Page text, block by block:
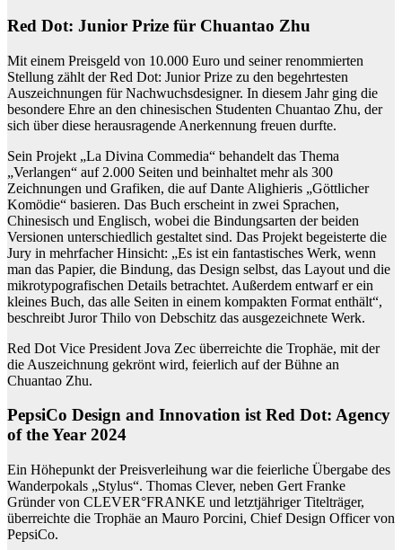
Red Dot: Junior Prize für Chuantao Zhu
Mit einem Preisgeld von 10.000 Euro und seiner renommierten
Stellung zählt der Red Dot: Junior Prize zu den begehrtesten
Auszeichnungen für Nachwuchsdesigner. In diesem Jahr ging die
besondere Ehre an den chinesischen Studenten Chuantao Zhu, der
sich über diese herausragende Anerkennung freuen durfte.
Sein Projekt „La Divina Commedia“ behandelt das Thema
„Verlangen“ auf 2.000 Seiten und beinhaltet mehr als 300
Zeichnungen und Grafiken, die auf Dante Alighieris „Göttlicher
Komödie“ basieren. Das Buch erscheint in zwei Sprachen,
Chinesisch und Englisch, wobei die Bindungsarten der beiden
Versionen unterschiedlich gestaltet sind. Das Projekt begeisterte die
Jury in mehrfacher Hinsicht: „Es ist ein fantastisches Werk, wenn
man das Papier, die Bindung, das Design selbst, das Layout und die
mikrotypografischen Details betrachtet. Außerdem entwarf er ein
kleines Buch, das alle Seiten in einem kompakten Format enthält“,
beschreibt Juror Thilo von Debschitz das ausgezeichnete Werk.
Red Dot Vice President Jova Zec überreichte die Trophäe, mit der
die Auszeichnung gekrönt wird, feierlich auf der Bühne an
Chuantao Zhu.
PepsiCo Design and Innovation ist Red Dot: Agency
of the Year 2024
Ein Höhepunkt der Preisverleihung war die feierliche Übergabe des
Wanderpokals „Stylus“. Thomas Clever, neben Gert Franke
Gründer von CLEVER°FRANKE und letztjähriger Titelträger,
überreichte die Trophäe an Mauro Porcini, Chief Design Officer von
PepsiCo.